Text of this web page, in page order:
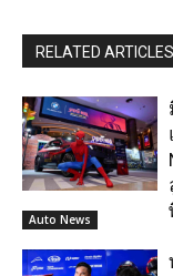
RELATED ARTICLES
Auto News